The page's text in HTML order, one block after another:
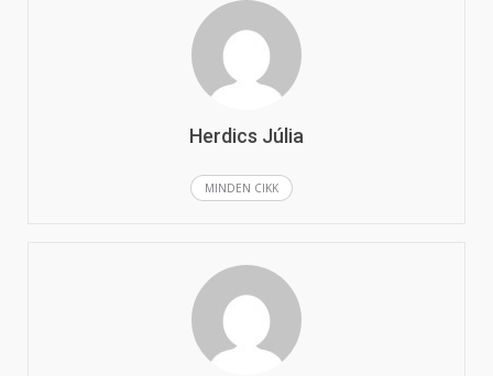
Herdics Júlia
MINDEN CIKK